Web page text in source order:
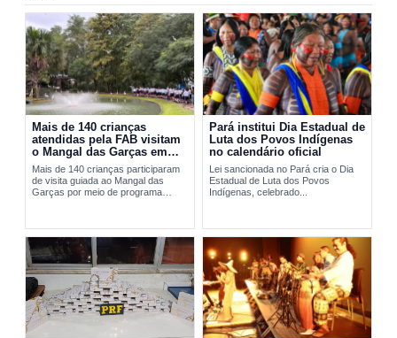
Mais de 140 crianças
atendidas pela FAB visitam
o Mangal das Garças em
Belém
Mais de 140 crianças participaram
de visita guiada ao Mangal das
Garças por meio de programa
Pará institui Dia Estadual de
Luta dos Povos Indígenas
no calendário oficial
Lei sancionada no Pará cria o Dia
Estadual de Luta dos Povos
Indígenas, celebrado...